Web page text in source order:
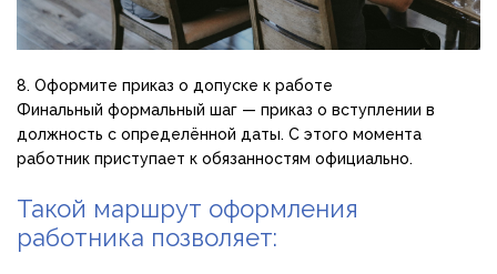
8. Оформите приказ о допуске к работе
Финальный формальный шаг — приказ о вступлении в
должность с определённой даты. С этого момента
работник приступает к обязанностям официально.
Такой маршрут оформления
работника позволяет: